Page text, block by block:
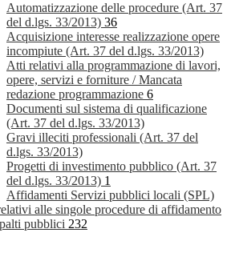
Automatizzazione delle procedure (Art. 37
del d.lgs. 33/2013) 36
Acquisizione interesse realizzazione opere
incompiute (Art. 37 del d.lgs. 33/2013)
Atti relativi alla programmazione di lavori,
opere, servizi e forniture / Mancata
redazione programmazione 6
Documenti sul sistema di qualificazione
(Art. 37 del d.lgs. 33/2013)
Gravi illeciti professionali (Art. 37 del
d.lgs. 33/2013)
Progetti di investimento pubblico (Art. 37
del d.lgs. 33/2013) 1
Affidamenti Servizi pubblici locali (SPL)
alle singole procedure di affidamento
pubblici 232